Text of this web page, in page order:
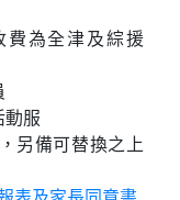
費為全津及綜援
服
另備可替換之上